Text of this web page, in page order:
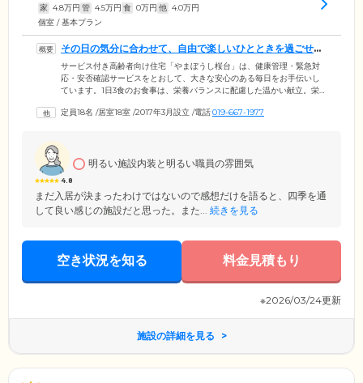
家 4.8万円 管 4.5万円 食 0万円 他 4.0万円
個室 / 基本プラン
その日の気分に合わせて、自由で楽しいひとときを過ごせま
す
サービス付き高齢者向け住宅「やまぼうし桜台」は、健康管理・緊急対
応・安否確認サービスをとおして、大きな安心のある毎日をお手伝いし
ています。1日3食のお食事は、栄養バランスに配慮した温かい献立。栄
クル活動の参加支援、買い物送迎サービス、地域行事への参加支援な
参加できます。その日の気分や体調に合わせて、自由で楽しいひととき
をお過ごしください。
定員18名 /居室18室 /2017年3月設立 /電話019-667-1977
4.8
明るい施設内装と明るい職員の雰囲気
まだ入居が決まったわけではないので感想だけを語ると、四季を通
して良い感じの施設だと思った。また... 続きを見る
空き状況を知る 料金見積もり
※2026/03/24更新
施設の詳細を見る